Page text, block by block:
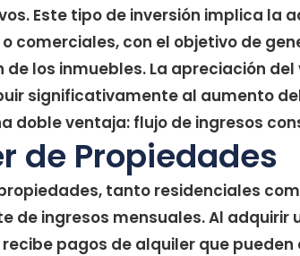
Este tipo de inversión implica la
comerciales, con el objetivo de
de los inmuebles. La apreciación
significativamente al aumento
doble ventaja: flujo de ingresos
de Propiedades
tanto residenciales
de ingresos mensuales. Al adquirir
pagos de alquiler que